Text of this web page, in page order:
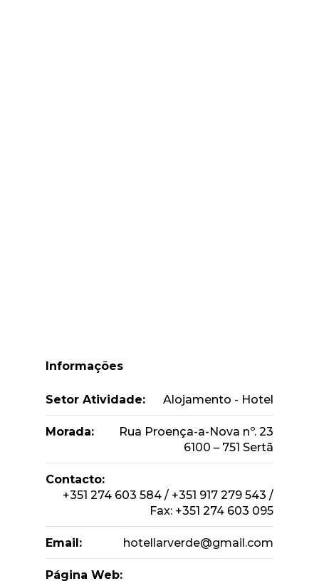
Informações
Setor Atividade: Alojamento - Hotel
Morada:
Rua Proença-a-Nova nº. 23
6100 – 751 Sertã
Contacto:
+351 274 603 584 / +351 917 279 543 /
Fax: +351 274 603 095
Email: hotellarverde@gmail.com
Página Web: